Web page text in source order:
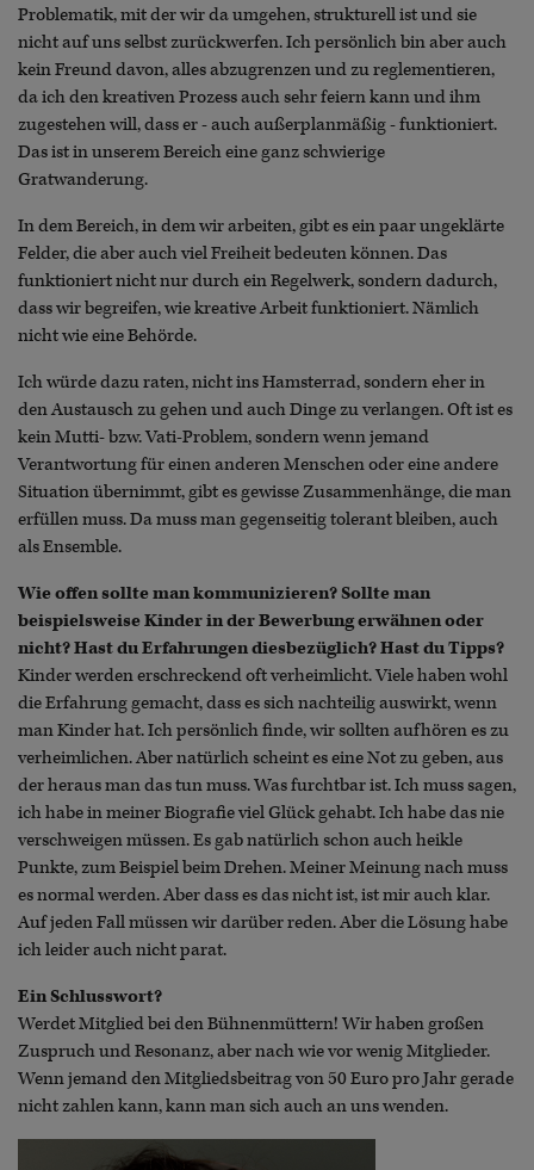
Problematik, mit der wir da umgehen, strukturell ist und sie
nicht auf uns selbst zurückwerfen. Ich persönlich bin aber auch
kein Freund davon, alles abzugrenzen und zu reglementieren,
da ich den kreativen Prozess auch sehr feiern kann und ihm
zugestehen will, dass er - auch außerplanmäßig - funktioniert.
Das ist in unserem Bereich eine ganz schwierige
Gratwanderung.
In dem Bereich, in dem wir arbeiten, gibt es ein paar ungeklärte
Felder, die aber auch viel Freiheit bedeuten können. Das
funktioniert nicht nur durch ein Regelwerk, sondern dadurch,
dass wir begreifen, wie kreative Arbeit funktioniert. Nämlich
nicht wie eine Behörde.
Ich würde dazu raten, nicht ins Hamsterrad, sondern eher in
den Austausch zu gehen und auch Dinge zu verlangen. Oft ist es
kein Mutti- bzw. Vati-Problem, sondern wenn jemand
Verantwortung für einen anderen Menschen oder eine andere
Situation übernimmt, gibt es gewisse Zusammenhänge, die man
erfüllen muss. Da muss man gegenseitig tolerant bleiben, auch
als Ensemble.
Wie offen sollte man kommunizieren? Sollte man
beispielsweise Kinder in der Bewerbung erwähnen oder
nicht? Hast du Erfahrungen diesbezüglich? Hast du Tipps?
Kinder werden erschreckend oft verheimlicht. Viele haben wohl
die Erfahrung gemacht, dass es sich nachteilig auswirkt, wenn
man Kinder hat. Ich persönlich finde, wir sollten aufhören es zu
verheimlichen. Aber natürlich scheint es eine Not zu geben, aus
der heraus man das tun muss. Was furchtbar ist. Ich muss sagen,
ich habe in meiner Biografie viel Glück gehabt. Ich habe das nie
verschweigen müssen. Es gab natürlich schon auch heikle
Punkte, zum Beispiel beim Drehen. Meiner Meinung nach muss
es normal werden. Aber dass es das nicht ist, ist mir auch klar.
Auf jeden Fall müssen wir darüber reden. Aber die Lösung habe
ich leider auch nicht parat.
Ein Schlusswort?
Werdet Mitglied bei den Bühnenmüttern! Wir haben großen
Zuspruch und Resonanz, aber nach wie vor wenig Mitglieder.
Wenn jemand den Mitgliedsbeitrag von 50 Euro pro Jahr gerade
nicht zahlen kann, kann man sich auch an uns wenden.